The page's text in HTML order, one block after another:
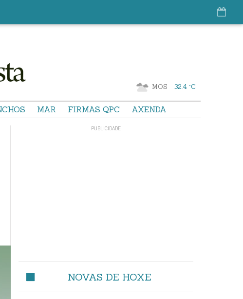
MOS 32.4 °C
MAR FIRMAS QPC AXENDA
NOVAS DE HOXE